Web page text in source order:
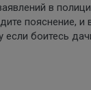
в
пояснение, и
если боитесь